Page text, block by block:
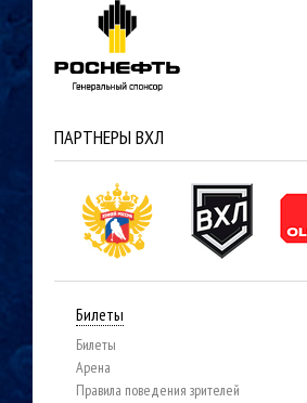
ПАРТНЕРЫ ВХЛ
Билеты
Билеты
Арена
Правила поведения зрителей